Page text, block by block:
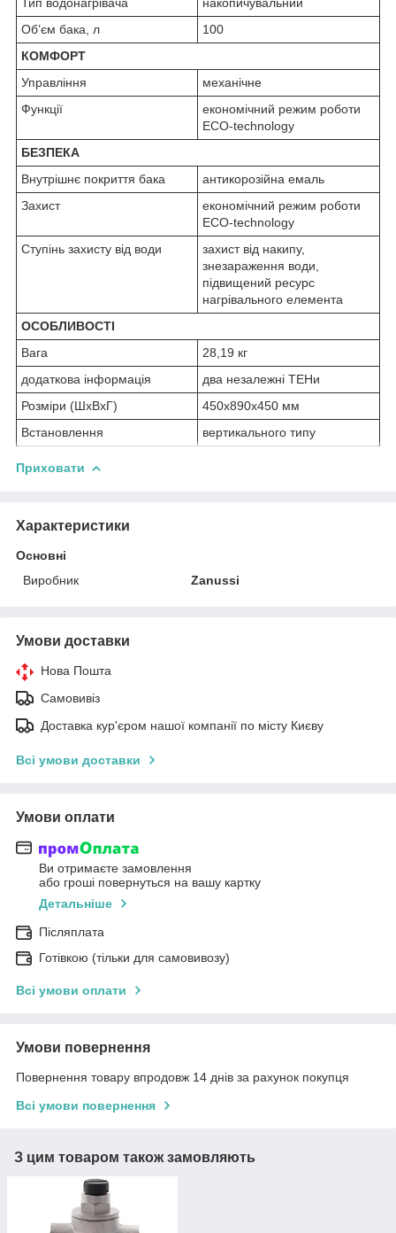
Об’єм бака, л
100
КОМФОРТ
Управління
механічне
Функції
економічний режим роботи
ECO-technology
БЕЗПЕКА
Внутрішнє покриття бака
антикорозійна емаль
Захист
економічний режим роботи
ECO-technology
Ступінь захисту від води
захист від накипу,
знезараження води,
підвищений ресурс
нагрівального елемента
ОСОБЛИВОСТІ
Вага
28,19 кг
додаткова інформація
два незалежні ТЕНи
Розміри (ШхВхГ)
450х890х450 мм
Встановлення
вертикального типу
Приховати
Характеристики
Основні
Виробник
Zanussi
Умови доставки
Нова Пошта
Самовивіз
Доставка кур'єром нашої компанії по місту Києву
Всі умови доставки
Умови оплати
Ви отримаєте замовлення
або гроші повернуться на вашу картку
Детальніше
Післяплата
Готівкою (тільки для самовивозу)
Всі умови оплати
Умови повернення
Повернення товару впродовж 14 днів за рахунок покупця
Всі умови повернення
З цим товаром також замовляють